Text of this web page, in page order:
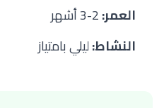
العمر:
النشاط:ليلي بامتياز